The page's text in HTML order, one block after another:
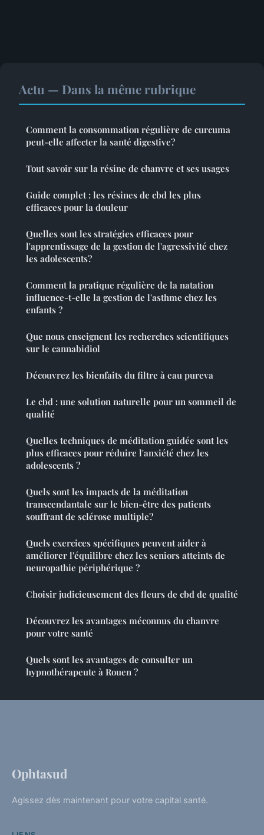
Actu — Dans la même rubrique
Comment la consommation régulière de curcuma
peut-elle affecter la santé digestive?
Tout savoir sur la résine de chanvre et ses usages
Guide complet : les résines de cbd les plus
efficaces pour la douleur
Quelles sont les stratégies efficaces pour
l'apprentissage de la gestion de l'agressivité chez
les adolescents?
Comment la pratique régulière de la natation
influence-t-elle la gestion de l'asthme chez les
enfants ?
Que nous enseignent les recherches scientifiques
sur le cannabidiol
Découvrez les bienfaits du filtre à eau pureva
Le cbd : une solution naturelle pour un sommeil de
qualité
Quelles techniques de méditation guidée sont les
plus efficaces pour réduire l'anxiété chez les
adolescents ?
Quels sont les impacts de la méditation
transcendantale sur le bien-être des patients
souffrant de sclérose multiple?
Quels exercices spécifiques peuvent aider à
améliorer l'équilibre chez les seniors atteints de
neuropathie périphérique ?
Choisir judicieusement des fleurs de cbd de qualité
Découvrez les avantages méconnus du chanvre
pour votre santé
Quels sont les avantages de consulter un
hypnothérapeute à Rouen ?
Ophtasud
Agissez dès maintenant pour votre capital santé.